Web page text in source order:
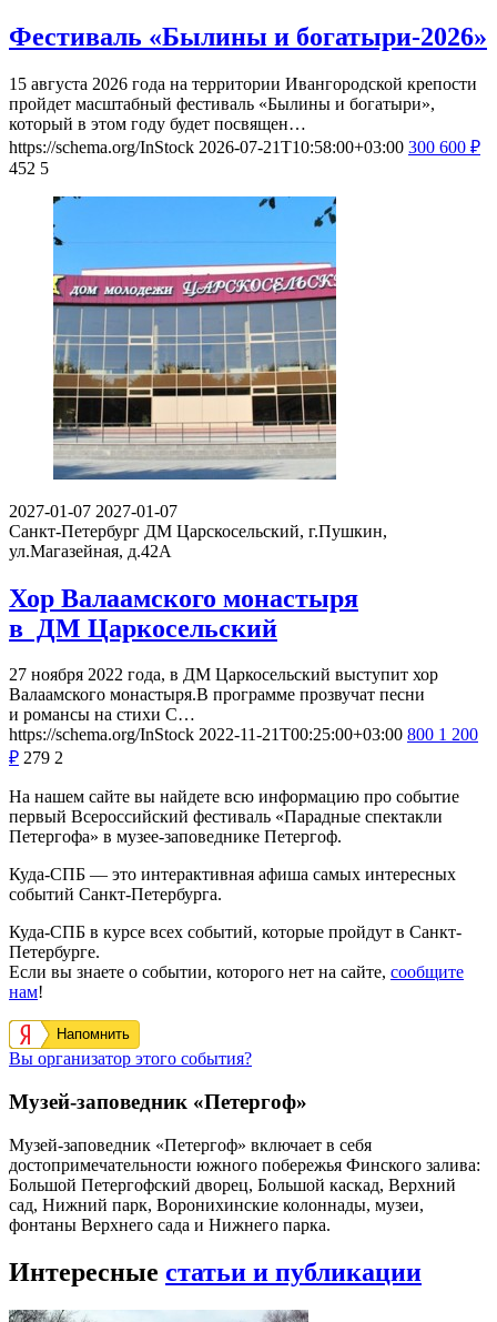
Фестиваль «Былины и богатыри-2026»
15 августа 2026 года на территории Ивангородской крепости
пройдет масштабный фестиваль «Былины и богатыри»,
который в этом году будет посвящен…
https://schema.org/InStock 2026-07-21T10:58:00+03:00 300 600 ₽
452 5
2027-01-07 2027-01-07
Санкт-Петербург ДМ Царскосельский, г.Пушкин,
ул.Магазейная, д.42А
Хор Валаамского монастыря
в ДМ Царкосельский
27 ноября 2022 года, в ДМ Царкосельский выступит хор
Валаамского монастыря.В программе прозвучат песни
и романсы на стихи С…
https://schema.org/InStock 2022-11-21T00:25:00+03:00 800 1 200
₽ 279 2
На нашем сайте вы найдете всю информацию про событие
первый Всероссийский фестиваль «Парадные спектакли
Петергофа» в музее-заповеднике Петергоф.
Куда-СПБ — это интерактивная афиша самых интересных
событий Санкт-Петербурга.
Куда-СПБ в курсе всех событий, которые пройдут в Санкт-
Петербурге.
Если вы знаете о событии, которого нет на сайте, сообщите
нам!
Напомнить
Вы организатор этого события?
Музей-заповедник «Петергоф»
Музей-заповедник «Петергоф» включает в себя
достопримечательности южного побережья Финского залива:
Большой Петергофский дворец, Большой каскад, Верхний
сад, Нижний парк, Воронихинские колоннады, музеи,
фонтаны Верхнего сада и Нижнего парка.
Интересные статьи и публикации